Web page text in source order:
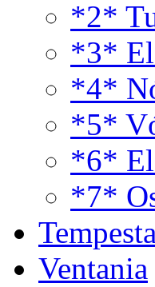
*2*
*3*
*4*
*5*
*6*
*7*
Ventania